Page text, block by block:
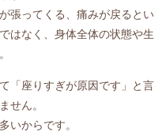
張ってくる、痛みが戻るとい
はなく、身体全体の状態や生
「座りすぎが原因です」と言
せん。
いからです。